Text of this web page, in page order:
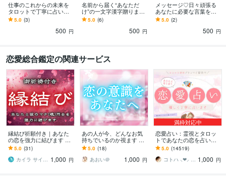
仕事のこれからの未来を
タロットで丁寧に占いま
す 職場/人間関係/転職/適
職/ストレス/タイミング/時
5.0 (3)
500 円
名前から届く“あなただ
け”の一文字漢字贈ります
一生そばに置きたい、あ
なたのための漢字
5.0 (6)
500 円
メッセージ♡日々頑張る
あなたに必要な言葉を届
けます モヤ/疲れ/イラ/解
消/楽しい/嬉しい/ハッピ
5.0 (2)
500 円
恋愛総合鑑定の関連サービス
縁結び祈願付き｜あなた
の恋を強力に結びます 霊
視鑑定＆恋愛成就を願う
特別ご祈祷付きです
5.0 (31)
カイラ サイキック ミディアム ヒーラー 1,000 円
あの人が今、どんなお気
持ちでいるのか視ます あ
なた様にどのような意識
を向けているのか読み解
いてまいります
5.0 (18)
あおい＠
1,000 円
満枠対応中
恋愛占い：霊視とタロッ
トであなたの恋を占いま
す 復縁・片想い・複雑
愛・夫婦問題…お悩みに
優しく寄り添います♡
5.0 (14519)
コトハ ⸜❤︎⸝ 新サービス提供開始✨️ 1,000 円